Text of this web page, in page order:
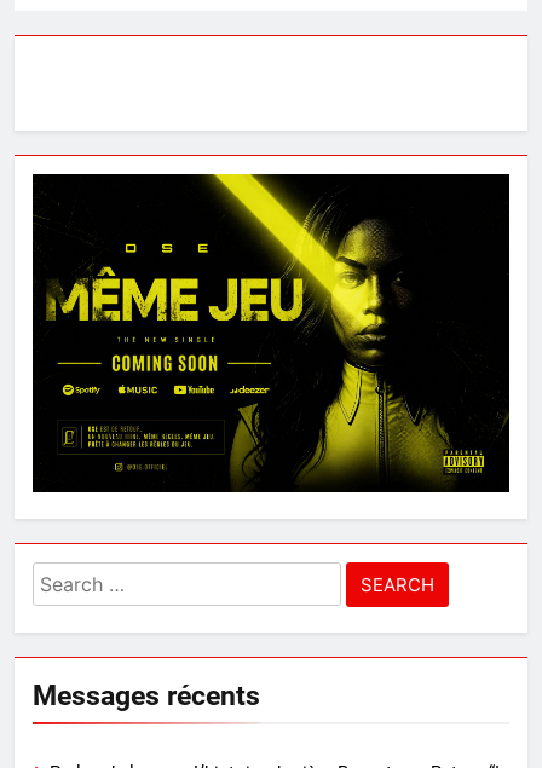
Search
for:
Messages récents